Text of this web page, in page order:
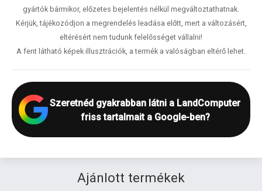
gyártók bármikor, előzetes bejelentés nélkül megváltoztathatnak.
Kérjük, tájékozódjon a megrendelés leadása előtt, mert a változásért,
eltérésért nem tudunk felelősséget vállalni!
A fent látható képek illusztrációk, a termék a valóságban eltérő lehet.
Szeretnéd gyakrabban látni a LandComputer
friss tartalmait a Google-ben?
Ajánlott termékek